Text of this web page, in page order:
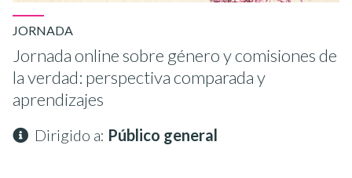
JORNADA
Jornada online sobre género y comisiones de
la verdad: perspectiva comparada y
aprendizajes
Dirigido a: Público general